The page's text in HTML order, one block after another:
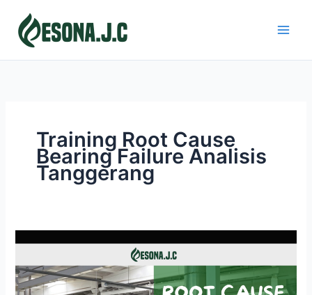
content
Training Root Cause
Bearing Failure Analisis
Tanggerang
BEARING
FAILURE